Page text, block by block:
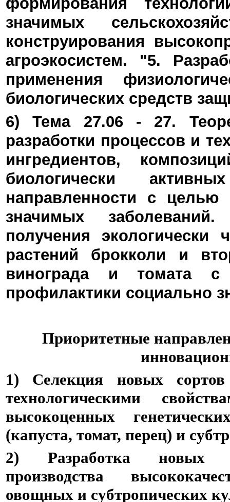
значимых
конструирования
агроэкосистем. "5.
применения
биологических средств
6) Тема 27.06 - 27.
разработки процессов и
ингредиентов,
биологически
направленности с целью
значимых
получения
растений брокколи и
винограда и томата
профилактики социально
Приоритетные
1) Селекция новых
технологическими
высокоценных
(капуста, томат, перец) и
2) Разработка новых
производства
овощных и субтропических